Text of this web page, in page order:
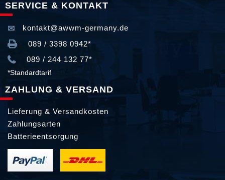
SERVICE & KONTAKT
kontakt@awwm-germany.de
089 / 3398 0942*
089 / 244 132 77*
*Standardtarif
ZAHLUNG & VERSAND
Lieferung & Versandkosten
Zahlungsarten
Batterieentsorgung